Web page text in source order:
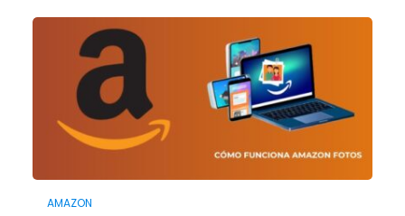
AMAZON